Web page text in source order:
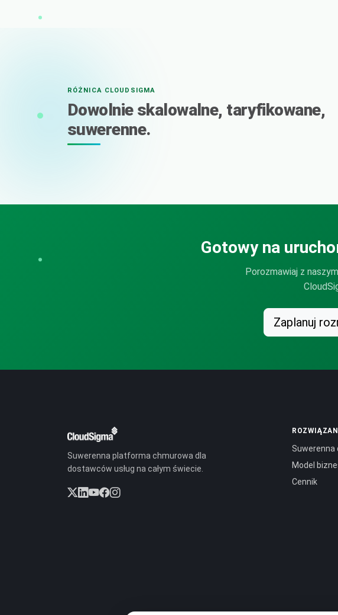
RÓŻNICA CLOUDSIGMA
Dowolnie skalowalne, taryfikowane,
suwerenne.
Gotowy na
Porozmawiaj z
Zaplanuj
Suwerenna platforma chmurowa dla
dostawców usług na całym świecie.
Suwerenna
Model
Cennik